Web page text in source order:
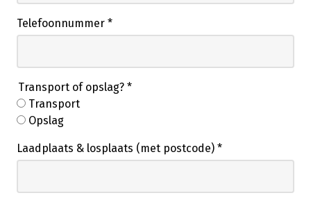
Telefoonnummer *
Transport of opslag? *
Transport
Opslag
Laadplaats & losplaats (met postcode) *